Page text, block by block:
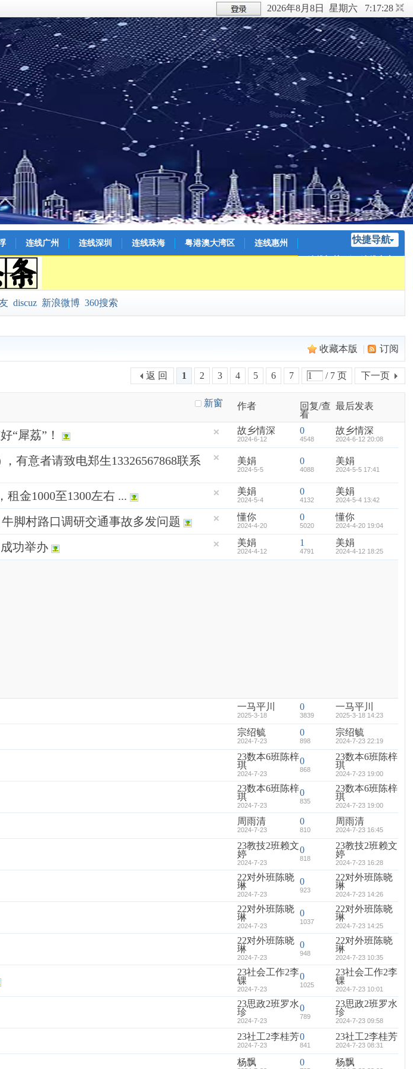
2026年8月8日 星期六 7:17:29
快捷导航
连线广州 连线深圳 连线珠海 粤港澳大湾区
连线惠州
discuz 新浪微博 360搜索
收藏本版 | 订阅
1 2 3 4 5 6 7 / 7 页 下一页
返 回
新窗 作者
回复/查
看
最后发表
“犀荔”！ 故乡情深
2024-6-12
0
4548
故乡情深
2024-6-12 20:08
有意者请致电郑生13326567868联系 美娟
2024-5-5
0
4088
美娟
2024-5-5 17:41
金1000至1300左右 ... 美娟
2024-5-4
0
4132
美娟
2024-5-4 13:42
脚村路口调研交通事故多发问题 懂你
2024-4-20
0
5020
懂你
2024-4-20 19:04
功举办 美娟
2024-4-12
1
4791
美娟
2024-4-12 18:25
一马平川
2025-3-18
0
3839
一马平川
2025-3-18 14:23
宗绍毓
2024-7-23
0
898
宗绍毓
2024-7-23 22:19
23数本6班陈梓
琪
2024-7-23
0
868
23数本6班陈梓
琪
2024-7-23 19:00
23数本6班陈梓
琪
2024-7-23
0
835
23数本6班陈梓
琪
2024-7-23 19:00
周雨清
2024-7-23
0
810
周雨清
2024-7-23 16:45
23教技2班赖文
婷
2024-7-23
0
818
23教技2班赖文
婷
2024-7-23 16:28
22对外班陈晓
琳
2024-7-23
0
923
22对外班陈晓
琳
2024-7-23 14:26
22对外班陈晓
琳
2024-7-23
0
1037
22对外班陈晓
琳
2024-7-23 14:25
22对外班陈晓
琳
2024-7-23
0
948
22对外班陈晓
琳
2024-7-23 10:35
23社会工作2李
锞
2024-7-23
0
1025
23社会工作2李
锞
2024-7-23 10:01
23思政2班罗水
珍
2024-7-23
0
789
23思政2班罗水
珍
2024-7-23 09:58
23社工2李桂芳
2024-7-23
0
841
23社工2李桂芳
2024-7-23 08:31
杨飘 0 杨飘